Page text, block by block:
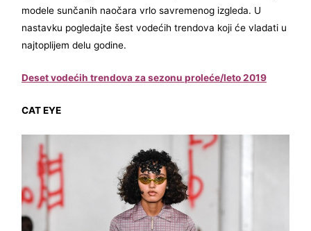
modele sunčanih naočara vrlo savremenog izgleda. U
nastavku pogledajte šest vodećih trendova koji će vladati u
najtoplijem delu godine.
Deset vodećih trendova za sezonu proleće/leto 2019
CAT EYE